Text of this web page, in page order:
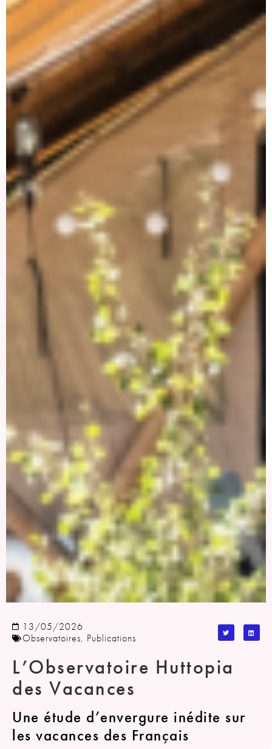
13/05/2026
Observatoires, Publications
L’Observatoire Huttopia
des Vacances
Une étude d’envergure inédite sur
les vacances des Français